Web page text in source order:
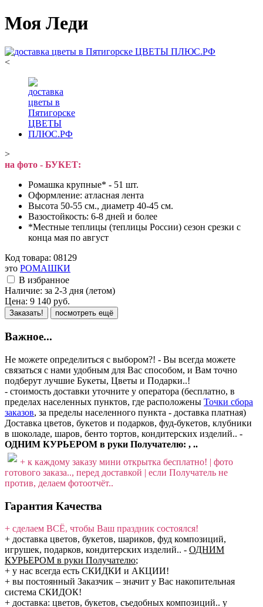
Моя Леди
<
>
на фото - БУКЕТ:
Ромашка крупные* - 51 шт.
Оформление: атласная лента
Высота 50-55 см., диаметр 40-45 см.
Вазостойкость: 6-8 дней и более
*Местные теплицы (теплицы России) сезон срезки с
конца мая по август
Код товара: 08129
это РОМАШКИ
В избранное
Наличие: за 2-3 дня (летом)
Цена: 9 140 руб.
Заказать! посмотреть ещё
Важное...
Не можете определиться с выбором?! - Вы всегда можете
связаться с нами удобным для Вас способом, и Вам точно
подберут лучшие Букеты, Цветы и Подарки..!
- стоимость доставки уточните у оператора (бесплатно, в
пределах населенных пунктов, где расположены Точки сбора
заказов, за пределы населенного пункта - доставка платная)
Доставка цветов, букетов и подарков, фуд-букетов, клубники
в шоколаде, шаров, бенто тортов, кондитерских изделий.. -
ОДНИМ КУРЬЕРОМ в руки Получателю: , ..
+ к каждому заказу мини открытка бесплатно! | фото
готового заказа.., перед доставкой | если Получатель не
против, делаем фотоотчёт..
Гарантия Качества
+ сделаем ВСЁ, чтобы Ваш праздник состоялся!
+ доставка цветов, букетов, шариков, фуд композиций,
игрушек, подарков, кондитерских изделий.. - ОДНИМ
КУРЬЕРОМ в руки Получателю;
+ у нас всегда есть СКИДКИ и АКЦИИ!
+ вы постоянный Заказчик – значит у Вас накопительная
система СКИДОК!
+ доставка: цветов, букетов, съедобных композиций.. у